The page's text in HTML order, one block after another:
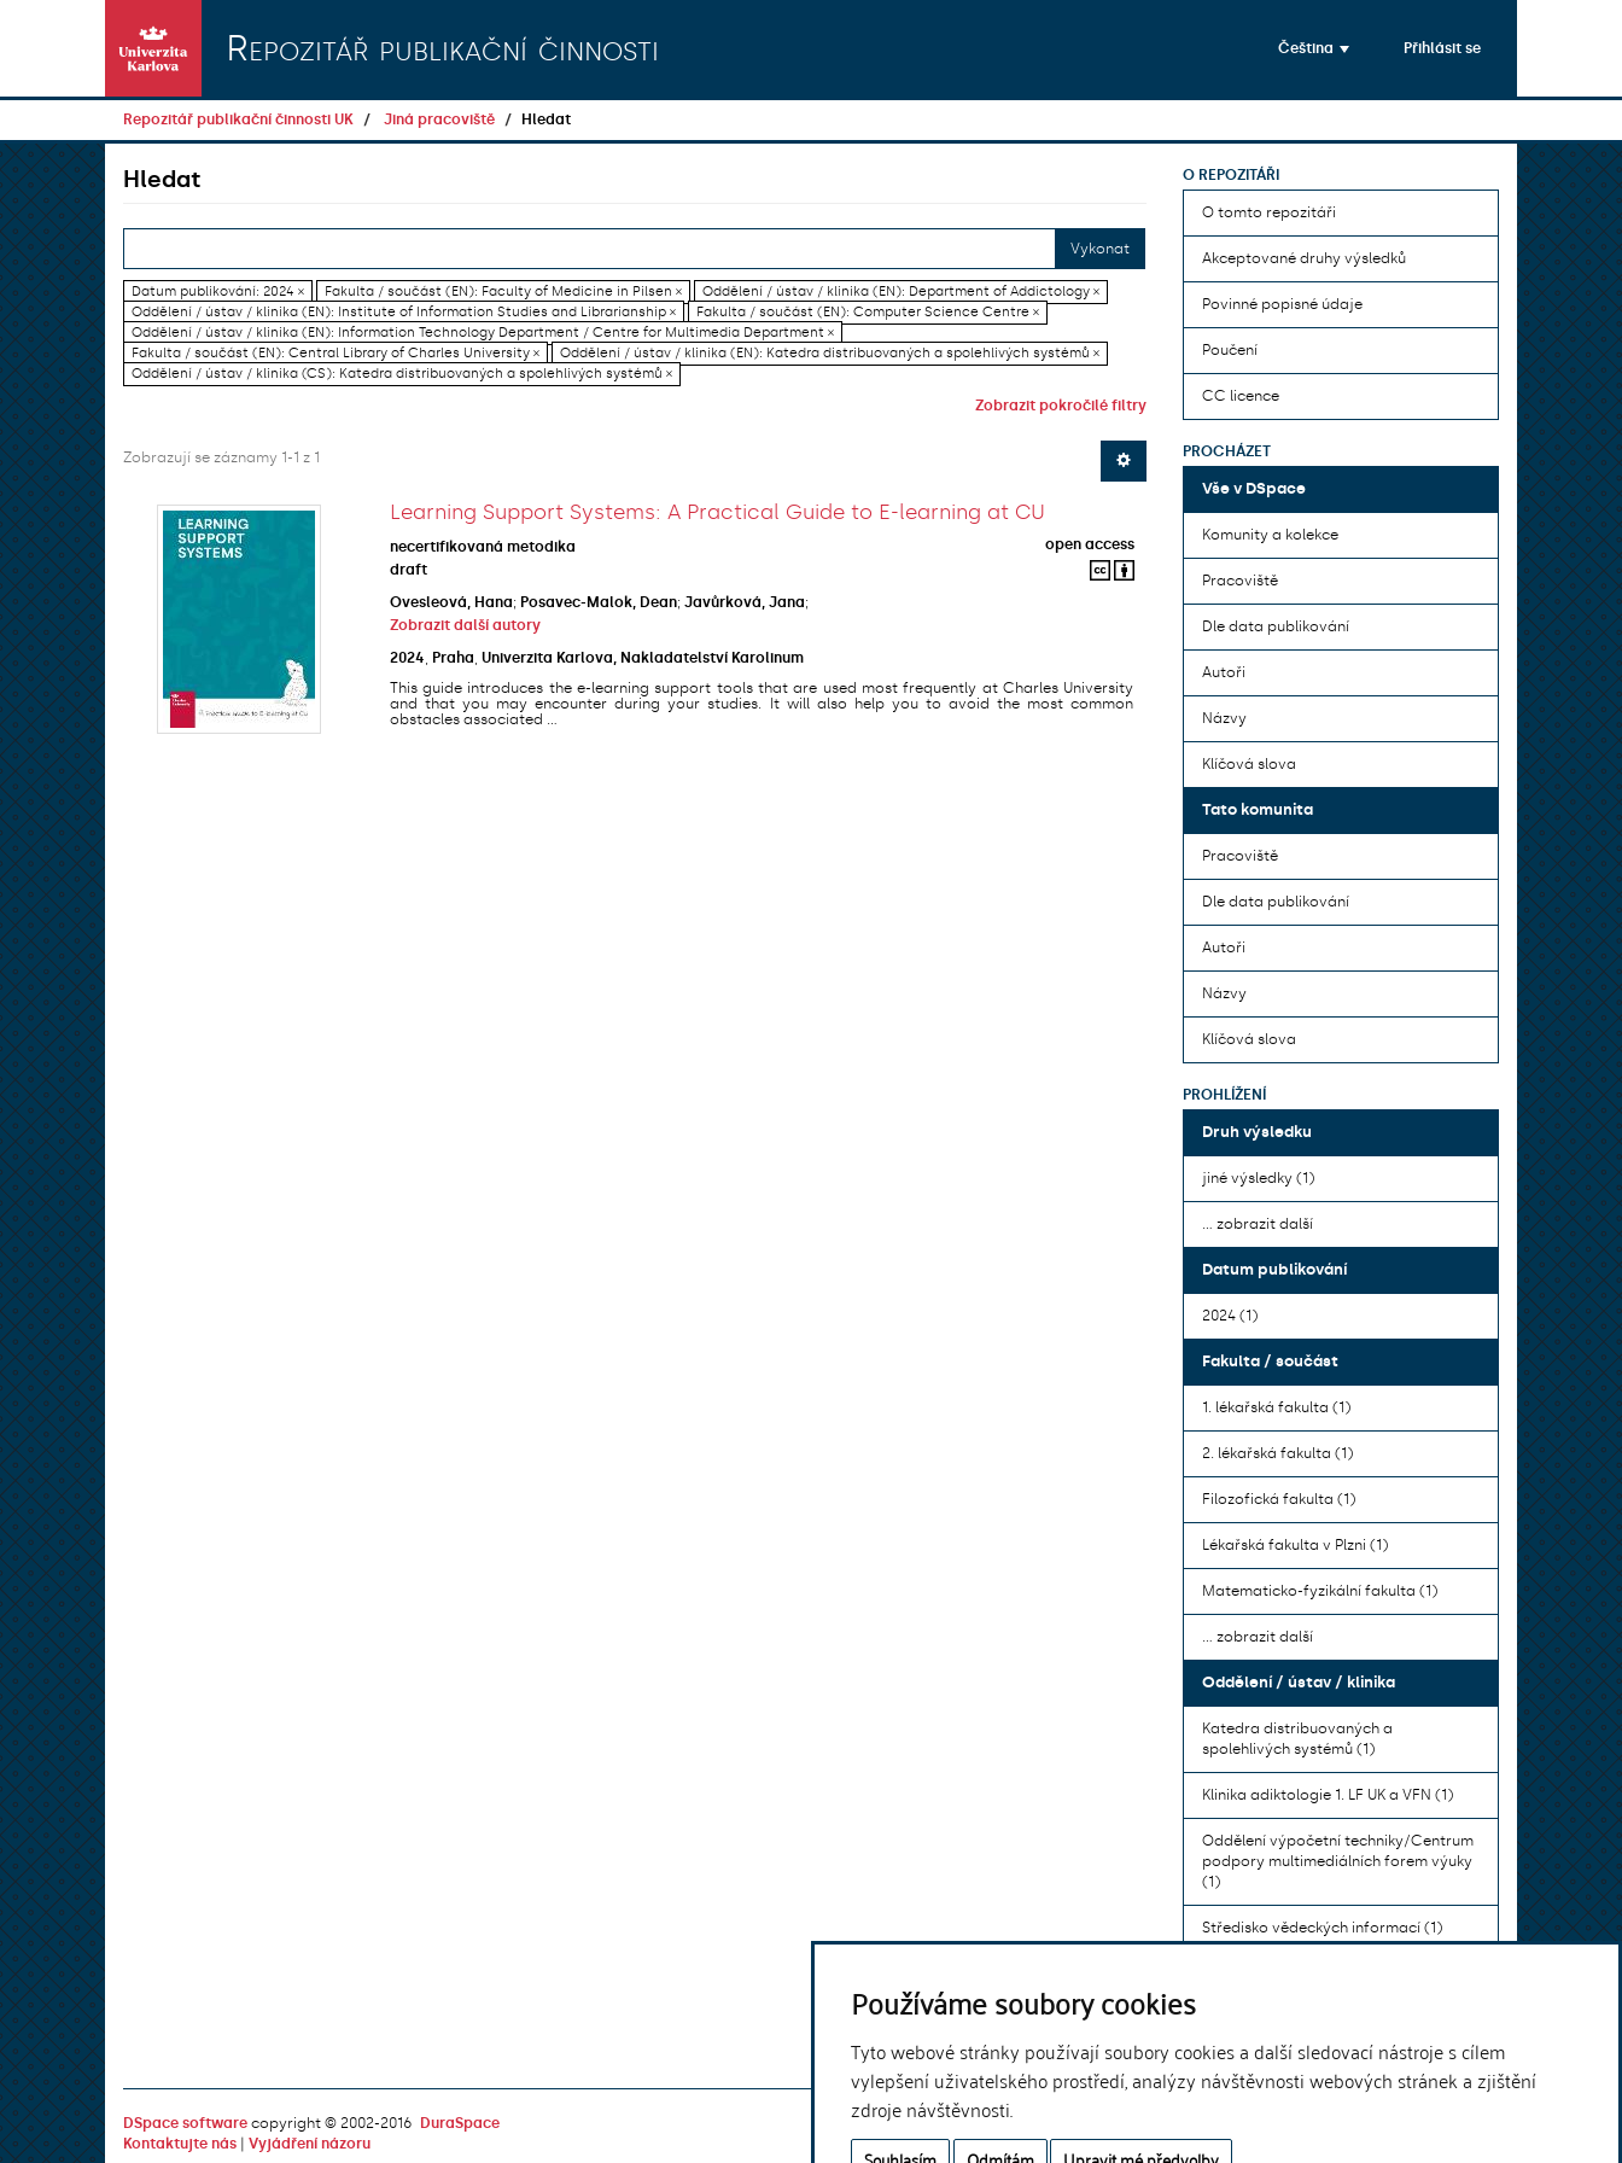
Používáme soubory cookies
Tyto webové stránky používají soubory cookies a další sledovací nástroje s cílem
vylepšení uživatelského prostředí, analýzy návštěvnosti webových stránek a zjištění
zdroje návštěvnosti.
Repozitář publikační činnosti Čeština Přihlásit se
Repozitář publikační činnosti UK Jiná pracoviště Hledat
Hledat
Vykonat
Datum publikování: 2024 × Fakulta / součást (EN): Faculty of Medicine in Pilsen ×
Oddělení / ústav / klinika (EN): Department of Addictology ×
Oddělení / ústav / klinika (EN): Institute of Information Studies and Librarianship ×
Fakulta / součást (EN): Computer Science Centre ×
Oddělení / ústav / klinika (EN): Information Technology Department / Centre for Multimedia Department ×
Fakulta / součást (EN): Central Library of Charles University ×
Oddělení / ústav / klinika (EN): Katedra distribuovaných a spolehlivých systémů ×
Oddělení / ústav / klinika (CS): Katedra distribuovaných a spolehlivých systémů ×
Zobrazit pokročilé filtry
Zobrazují se záznamy 1-1 z 1
Learning Support Systems: A Practical Guide to E-learning at CU
necertifikovaná metodika
open access
draft
Ovesleová, Hana; Posavec-Malok, Dean; Javůrková, Jana;
Zobrazit další autory
2024
Praha Univerzita Karlova, Nakladatelství Karolinum
This guide introduces the e-learning support tools that are used most frequently at Charles University
and that you may encounter during your studies. It will also help you to avoid the most common
obstacles associated ...
O REPOZITÁŘI
O tomto repozitáři
Akceptované druhy výsledků
Povinné popisné údaje
Poučení
CC licence
PROCHÁZET
Vše v DSpace
Komunity a kolekce
Pracoviště
Dle data publikování
Autoři
Názvy
Klíčová slova
Tato komunita
Pracoviště
Dle data publikování
Autoři
Názvy
Klíčová slova
PROHLÍŽENÍ
Druh výsledku
jiné výsledky (1)
... zobrazit další
Datum publikování
2024 (1)
Fakulta / součást
1. lékařská fakulta (1)
2. lékařská fakulta (1)
Filozofická fakulta (1)
Lékařská fakulta v Plzni (1)
Matematicko-fyzikální fakulta (1)
... zobrazit další
Oddělení / ústav / klinika
Katedra distribuovaných a
spolehlivých systémů (1)
Klinika adiktologie 1. LF UK a VFN (1)
Oddělení výpočetní techniky/Centrum
podpory multimediálních forem výuky
(1)
Středisko vědeckých informací (1)
DSpace software copyright © 2002-2016
DuraSpace
Kontaktujte nás
Vyjádření názoru